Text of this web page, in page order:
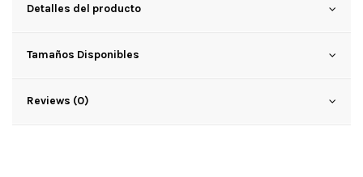
Detalles del producto
Tamaños Disponibles
Reviews (0)